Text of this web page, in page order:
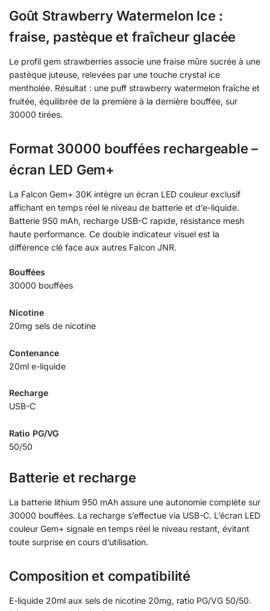
Goût Strawberry Watermelon Ice :
fraise, pastèque et fraîcheur glacée
Le profil gem strawberries associe une fraise mûre sucrée à une
pastèque juteuse, relevées par une touche crystal ice
mentholée. Résultat : une puff strawberry watermelon fraîche et
fruitée, équilibrée de la première à la dernière bouffée, sur
30000 tirées.
Format 30000 bouffées rechargeable –
écran LED Gem+
La Falcon Gem+ 30K intègre un écran LED couleur exclusif
affichant en temps réel le niveau de batterie et d’e-liquide.
Batterie 950 mAh, recharge USB-C rapide, résistance mesh
haute performance. Ce double indicateur visuel est la
différence clé face aux autres Falcon JNR.
Bouffées
30000 bouffées
Nicotine
20mg sels de nicotine
Contenance
20ml e-liquide
Recharge
USB-C
Ratio PG/VG
50/50
Batterie et recharge
La batterie lithium 950 mAh assure une autonomie complète sur
30000 bouffées. La recharge s’effectue via USB-C. L’écran LED
couleur Gem+ signale en temps réel le niveau restant, évitant
toute surprise en cours d’utilisation.
Composition et compatibilité
E-liquide 20ml aux sels de nicotine 20mg, ratio PG/VG 50/50.